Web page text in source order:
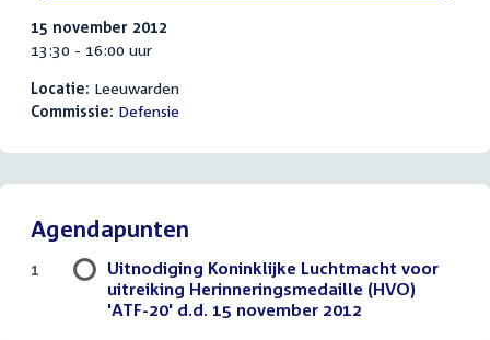
15 november 2012
13:30 - 16:00 uur
Locatie: Leeuwarden
Commissie: Defensie
Agendapunten
Uitnodiging Koninklijke Luchtmacht voor
uitreiking Herinneringsmedaille (HVO)
'ATF-20' d.d. 15 november 2012
1